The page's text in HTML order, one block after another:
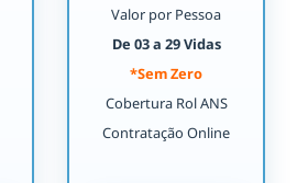
Valor por Pessoa
De 03 a 29 Vidas
*Sem Zero
Cobertura Rol ANS
Contratação Online